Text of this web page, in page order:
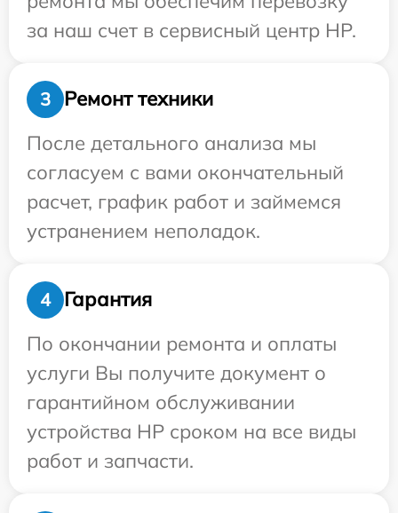
за наш счет в сервисный центр HP.
3
Ремонт техники
После детального анализа мы
согласуем с вами окончательный
расчет, график работ и займемся
устранением неполадок.
4
Гарантия
По окончании ремонта и оплаты
услуги Вы получите документ о
гарантийном обслуживании
устройства HP сроком на все виды
работ и запчасти.